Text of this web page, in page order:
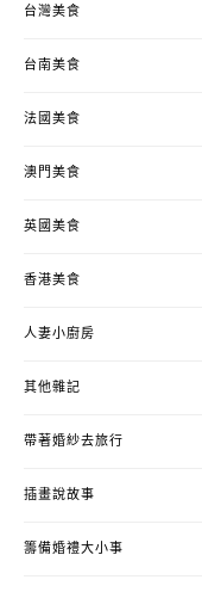
台灣美食
台南美食
法國美食
澳門美食
英國美食
香港美食
人妻小廚房
其他雜記
帶著婚紗去旅行
插畫說故事
籌備婚禮大小事